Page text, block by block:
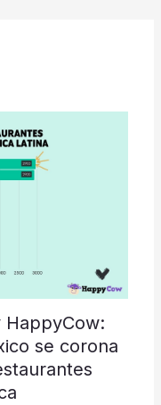
HappyCow:
se corona